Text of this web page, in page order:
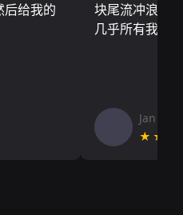
后给我的
块尾流冲浪板
几乎所有我需
Jan V